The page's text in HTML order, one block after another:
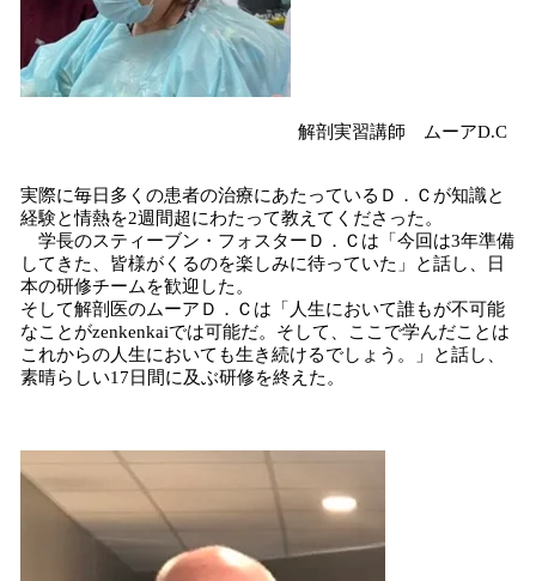
解剖実習講師 ムーアD.C
実際に毎日多くの患者の治療にあたっているＤ．Ｃが知識と
経験と情熱を2週間超にわたって教えてくださった。
学長のスティーブン・フォスターＤ．Ｃは「今回は3年準備
してきた、皆様がくるのを楽しみに待っていた」と話し、日
本の研修チームを歓迎した。
そして解剖医のムーアＤ．Ｃは「人生において誰もが不可能
なことがzenkenkaiでは可能だ。そして、ここで学んだことは
これからの人生においても生き続けるでしょう。」と話し、
素晴らしい17日間に及ぶ研修を終えた。